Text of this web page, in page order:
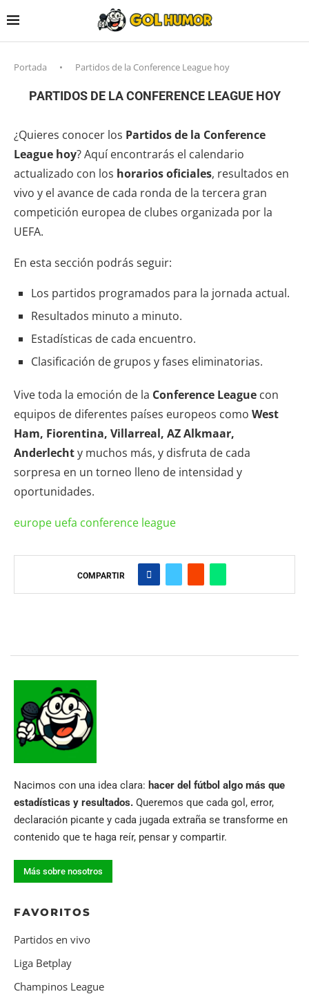
Portada • Partidos de la Conference League hoy
PARTIDOS DE LA CONFERENCE LEAGUE HOY
¿Quieres conocer los Partidos de la Conference
League hoy? Aquí encontrarás el calendario
actualizado con los horarios oficiales, resultados en
vivo y el avance de cada ronda de la tercera gran
competición europea de clubes organizada por la
UEFA.
En esta sección podrás seguir:
Los partidos programados para la jornada actual.
Resultados minuto a minuto.
Estadísticas de cada encuentro.
Clasificación de grupos y fases eliminatorias.
Vive toda la emoción de la Conference League con
equipos de diferentes países europeos como West
Ham, Fiorentina, Villarreal, AZ Alkmaar,
Anderlechty muchos más, y disfruta de cada
sorpresa en un torneo lleno de intensidad y
oportunidades.
europe uefa conference league
COMPARTIR
Nacimos con una idea clara: hacer del fútbol algo más que
estadísticas y resultados. Queremos que cada gol, error,
declaración picante y cada jugada extraña se transforme en
contenido que te haga reír, pensar y compartir.
Más sobre nosotros
FAVORITOS
Partidos en vivo
Liga Betplay
Champinos League